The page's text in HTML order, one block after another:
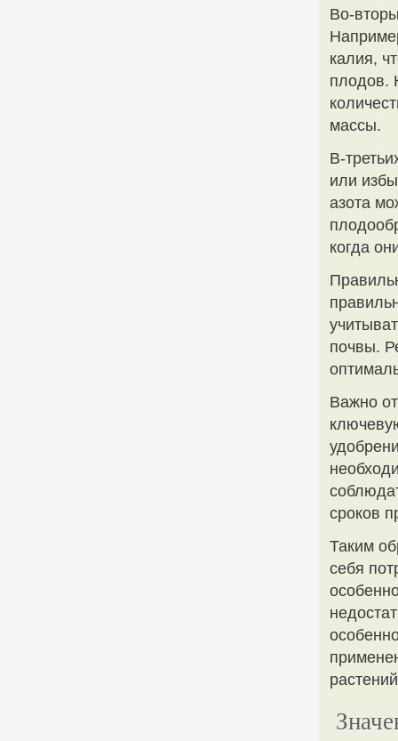
Во-
калия,
плодов.
массы.
В-
или
азота
когда
почвы.
Важно
сроков
Таким
себя